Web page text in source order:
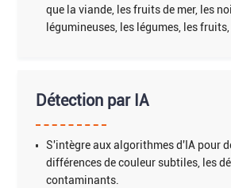
que la viande, les fruits de mer, les
légumineuses, les légumes, les
Détection par IA
S'intègre aux algorithmes d'IA pour
différences de couleur subtiles, les
contaminants.